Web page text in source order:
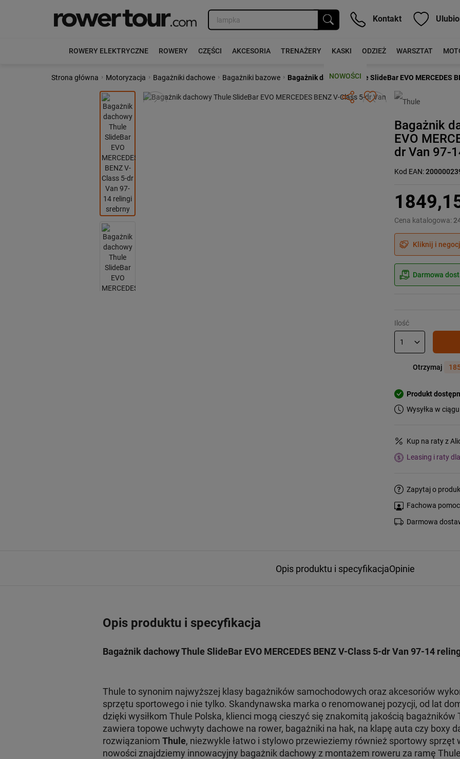
Kontakt
ROWERY ELEKTRYCZNE ROWERY CZĘŚCI AKCESORIA TRENAŻERY KASKI ODZIEŻ WARSZTAT
NOWOŚCI
Strona główna › Motoryzacja › Bagażniki dachowe › Bagażniki bazowe › Bagażnik dachowy Thule SlideBar EVO MERCEDES
Poprzedni Następny
Bagażnik
EVO
dr Van 97-
Kod EAN:
Cena katalogowa:
Kliknij i
Darmowa
Ilość
Otrzymaj
Produkt
Wysyłka w
Kup na raty z
Leasing i raty
Zapytaj o
Fachowa
Darmowa
Opis produktu i specyfikacjaOpinie
Opis produktu i specyfikacja
Bagażnik dachowy Thule SlideBar EVO MERCEDES BENZ V-Class 5-dr Van 97-14
Thule to synonim najwyższej klasy bagażników samochodowych oraz akcesoriów
sprzętu sportowego i nie tylko. Skandynawska marka o renomowanej pozycji, od lat
dzięki wysiłkom Thule Polska, klienci mogą cieszyć się znakomitą jakością
zawiera topowe uchwyty dachowe na rower, bagażniki na hak, na klapę auta czy boxy
rozwiązaniom Thule, niezwykle łatwo i stylowo przewieziemy również sportowy sprzęt
nowości znajdziemy innowacyjny bagażnik dachowy z montażem roweru za ramę